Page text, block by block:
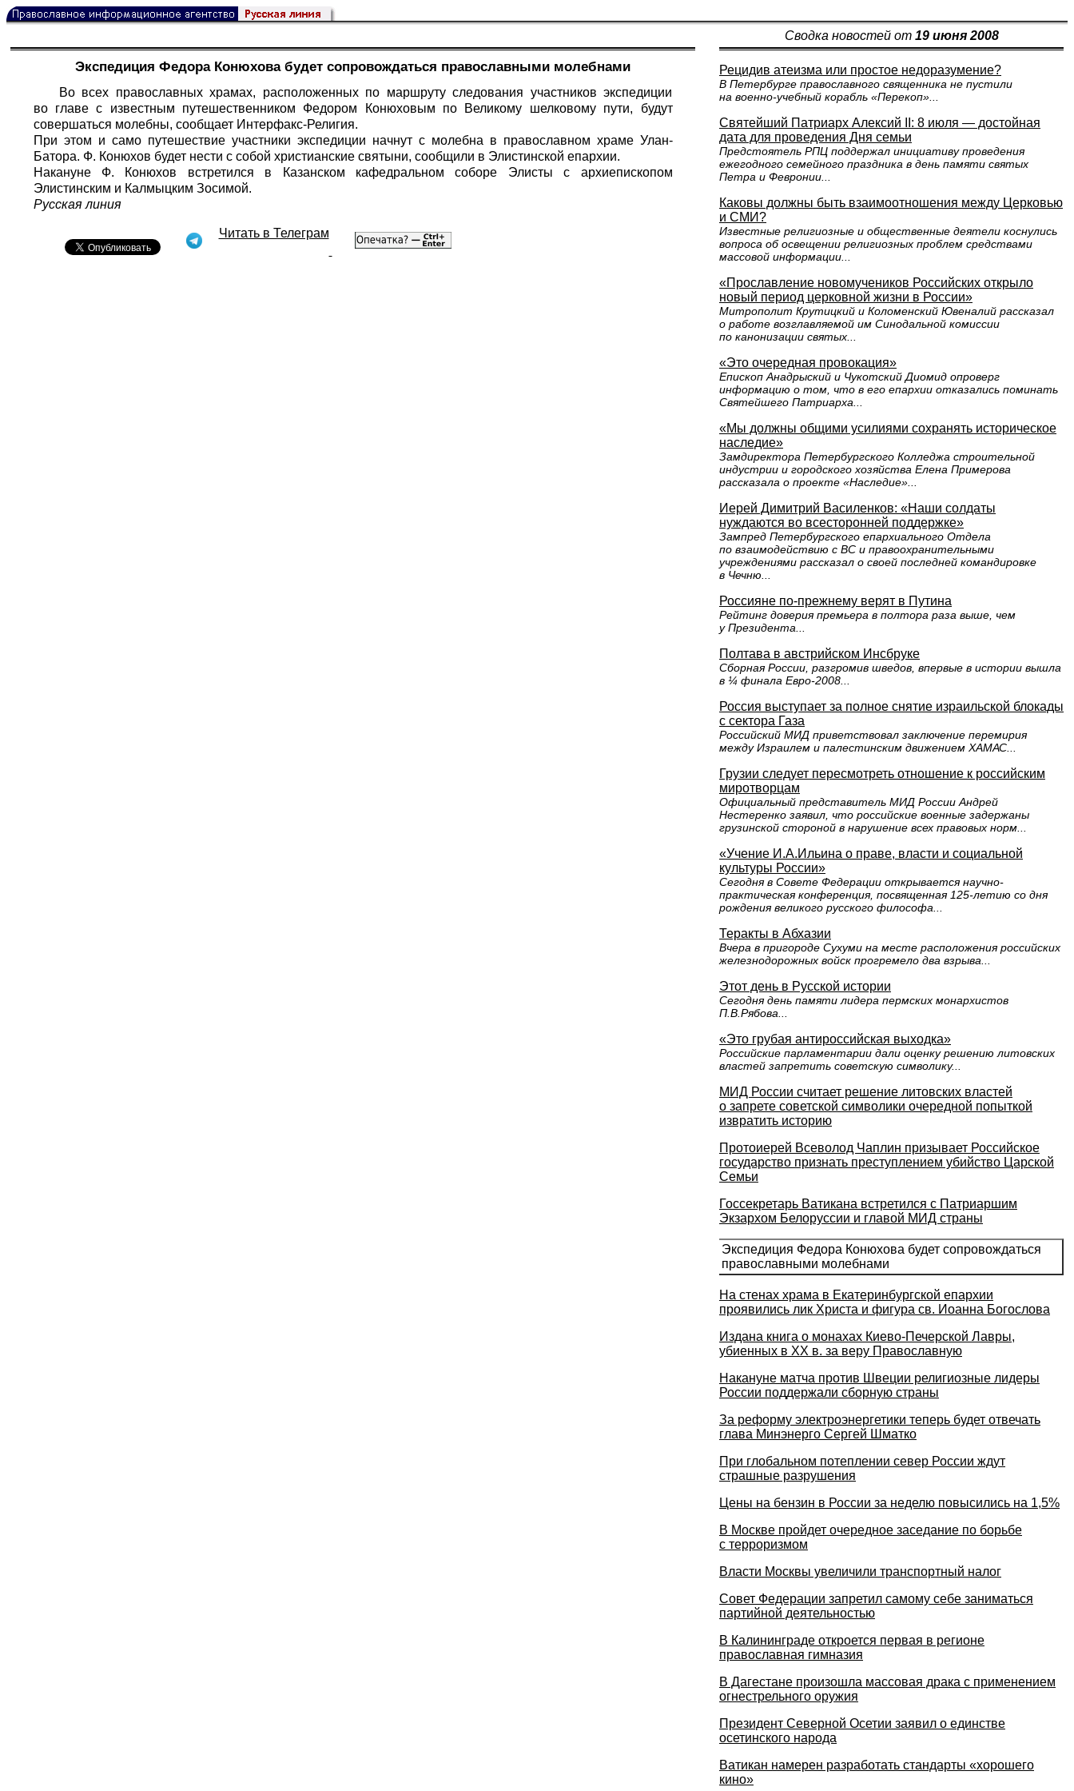
Сводка новостей от 19 июня 2008
Экспедиция Федора Конюхова будет сопровождаться православными молебнами
Во всех православных храмах, расположенных по маршруту следования участников экспедиции
во главе с известным путешественником Федором Конюховым по Великому шелковому пути, будут
совершаться молебны, сообщает Интерфакс-Религия.
При этом и само путешествие участники экспедиции начнут с молебна в православном храме Улан-
Батора. Ф. Конюхов будет нести с собой христианские святыни, сообщили в Элистинской епархии.
Накануне Ф. Конюхов встретился в Казанском кафедральном соборе Элисты с архиепископом
Элистинским и Калмыцким Зосимой.
Русская линия
Читать в Телеграм
Рецидив атеизма или простое недоразумение?
В Петербурге православного священника не пустили
на военно-учебный корабль «Перекоп»...
Святейший Патриарх Алексий II: 8 июля — достойная
дата для проведения Дня семьи
Предстоятель РПЦ поддержал инициативу проведения
ежегодного семейного праздника в день памяти святых
Петра и Февронии...
Каковы должны быть взаимоотношения между Церковью
и СМИ?
Известные религиозные и общественные деятели коснулись
вопроса об освещении религиозных проблем средствами
массовой информации...
«Прославление новомучеников Российских открыло
новый период церковной жизни в России»
Митрополит Крутицкий и Коломенский Ювеналий рассказал
о работе возглавляемой им Синодальной комиссии
по канонизации святых...
«Это очередная провокация»
Епископ Анадрыский и Чукотский Диомид опроверг
информацию о том, что в его епархии отказались поминать
Святейшего Патриарха...
«Мы должны общими усилиями сохранять историческое
наследие»
Замдиректора Петербургского Колледжа строительной
индустрии и городского хозяйства Елена Примерова
рассказала о проекте «Наследие»...
Иерей Димитрий Василенков: «Наши солдаты
нуждаются во всесторонней поддержке»
Зампред Петербургского епархиального Отдела
по взаимодействию с ВС и правоохранительными
учреждениями рассказал о своей последней командировке
в Чечню...
Россияне по-прежнему верят в Путина
Рейтинг доверия премьера в полтора раза выше, чем
у Президента...
Полтава в австрийском Инсбруке
Сборная России, разгромив шведов, впервые в истории вышла
в ¼ финала Евро-2008...
Россия выступает за полное снятие израильской блокады
с сектора Газа
Российский МИД приветствовал заключение перемирия
между Израилем и палестинским движением ХАМАС...
Грузии следует пересмотреть отношение к российским
миротворцам
Официальный представитель МИД России Андрей
Нестеренко заявил, что российские военные задержаны
грузинской стороной в нарушение всех правовых норм...
«Учение И.А.Ильина о праве, власти и социальной
культуры России»
Сегодня в Совете Федерации открывается научно-
практическая конференция, посвященная 125-летию со дня
рождения великого русского философа...
Теракты в Абхазии
Вчера в пригороде Сухуми на месте расположения российских
железнодорожных войск прогремело два взрыва...
Этот день в Русской истории
Сегодня день памяти лидера пермских монархистов
П.В.Рябова...
«Это грубая антироссийская выходка»
Российские парламентарии дали оценку решению литовских
властей запретить советскую символику...
МИД России считает решение литовских властей
о запрете советской символики очередной попыткой
извратить историю
Протоиерей Всеволод Чаплин призывает Российское
государство признать преступлением убийство Царской
Семьи
Госсекретарь Ватикана встретился с Патриаршим
Экзархом Белоруссии и главой МИД страны
Экспедиция Федора Конюхова будет сопровождаться
православными молебнами
На стенах храма в Екатеринбургской епархии
проявились лик Христа и фигура св. Иоанна Богослова
Издана книга о монахах Киево-Печерской Лавры,
убиенных в ХХ в. за веру Православную
Накануне матча против Швеции религиозные лидеры
России поддержали сборную страны
За реформу электроэнергетики теперь будет отвечать
глава Минэнерго Сергей Шматко
При глобальном потеплении север России ждут
страшные разрушения
Цены на бензин в России за неделю повысились на 1,5%
В Москве пройдет очередное заседание по борьбе
с терроризмом
Власти Москвы увеличили транспортный налог
Совет Федерации запретил самому себе заниматься
партийной деятельностью
В Калининграде откроется первая в регионе
православная гимназия
В Дагестане произошла массовая драка с применением
огнестрельного оружия
Президент Северной Осетии заявил о единстве
осетинского народа
Ватикан намерен разработать стандарты «хорошего
кино»